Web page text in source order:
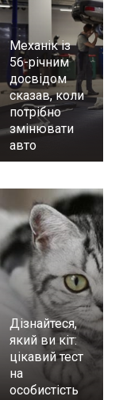
Механік із
56-річним
досвідом
сказав, коли
потрібно
змінювати
авто
Дізнайтеся,
який ви кіт:
цікавий тест
на
особистість